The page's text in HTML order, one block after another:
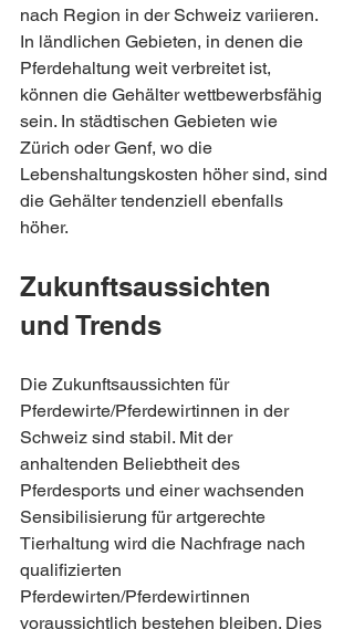
nach Region in der Schweiz variieren.
In ländlichen Gebieten, in denen die
Pferdehaltung weit verbreitet ist,
können die Gehälter wettbewerbsfähig
sein. In städtischen Gebieten wie
Zürich oder Genf, wo die
Lebenshaltungskosten höher sind, sind
die Gehälter tendenziell ebenfalls
höher.
Zukunftsaussichten
und Trends
Die Zukunftsaussichten für
Pferdewirte/Pferdewirtinnen in der
Schweiz sind stabil. Mit der
anhaltenden Beliebtheit des
Pferdesports und einer wachsenden
Sensibilisierung für artgerechte
Tierhaltung wird die Nachfrage nach
qualifizierten
Pferdewirten/Pferdewirtinnen
voraussichtlich bestehen bleiben. Dies